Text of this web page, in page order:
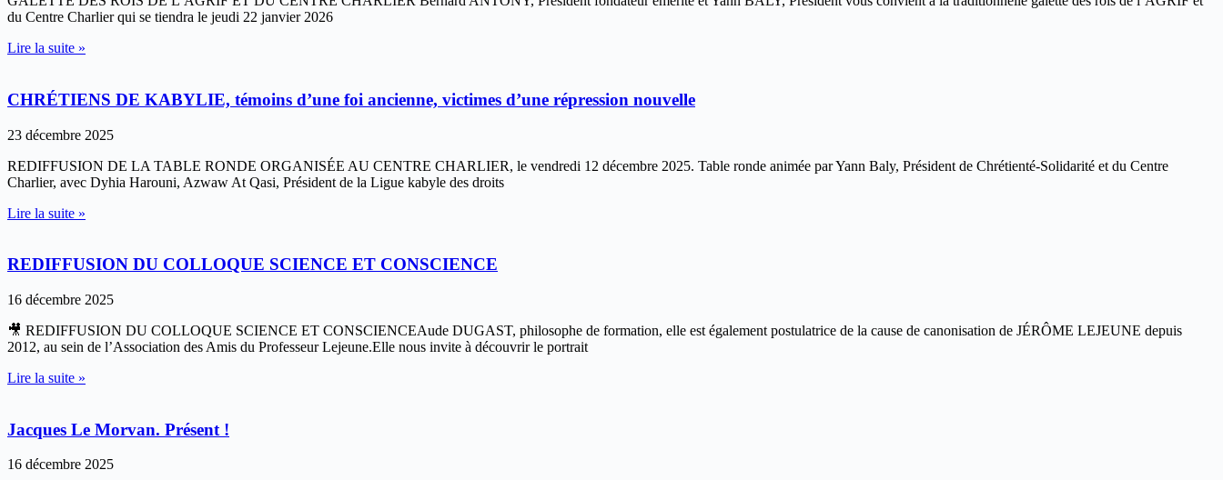
du Centre Charlier qui se tiendra le jeudi 22 janvier 2026
Lire la suite »
CHRÉTIENS DE KABYLIE, témoins d’une foi ancienne, victimes d’une répression nouvelle
23 décembre 2025
REDIFFUSION DE LA TABLE RONDE ORGANISÉE AU CENTRE CHARLIER, le vendredi 12 décembre 2025. Table ronde animée par Yann Baly, Président de Chrétienté-Solidarité et du Centre
Charlier, avec Dyhia Harouni, Azwaw At Qasi, Président de la Ligue kabyle des droits
Lire la suite »
REDIFFUSION DU COLLOQUE SCIENCE ET CONSCIENCE
16 décembre 2025
🎥 REDIFFUSION DU COLLOQUE SCIENCE ET CONSCIENCEAude DUGAST, philosophe de formation, elle est également postulatrice de la cause de canonisation de JÉRÔME LEJEUNE depuis
2012, au sein de l’Association des Amis du Professeur Lejeune.Elle nous invite à découvrir le portrait
Lire la suite »
Jacques Le Morvan. Présent !
16 décembre 2025